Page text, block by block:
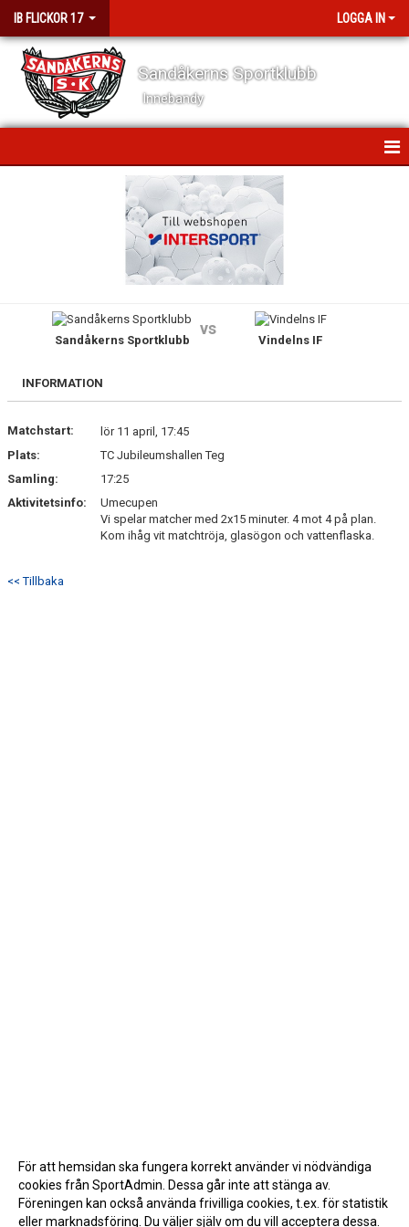
IB FLICKOR 17 LOGGA IN
Sandåkerns Sportklubb
Innebandy
TRUPPEN
BILDGALLERI
KONTAKT
Sandåkerns Sportklubb
vs
Vindelns IF
INFORMATION
Matchstart:
lör 11 april, 17:45
Plats:
TC Jubileumshallen Teg
Samling:
17:25
Aktivitetsinfo:
Umecupen
Vi spelar matcher med 2x15 minuter. 4 mot 4 på plan.
Kom ihåg vit matchtröja, glasögon och vattenflaska.
<< Tillbaka
För att hemsidan ska fungera korrekt använder vi nödvändiga
cookies från SportAdmin. Dessa går inte att stänga av.
Föreningen kan också använda frivilliga cookies, t.ex. för statistik
eller marknadsföring. Du väljer själv om du vill acceptera dessa.